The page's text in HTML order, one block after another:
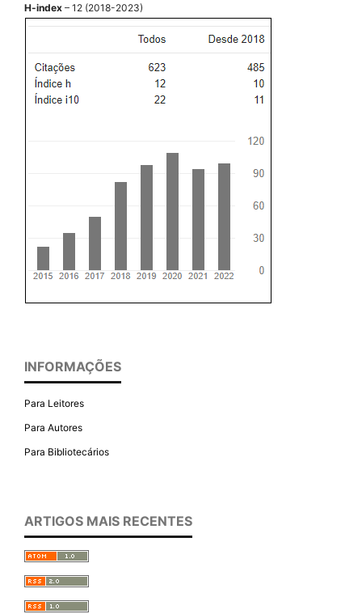
H-index – 12 (2018-2023)
INFORMAÇÕES
Para Leitores
Para Autores
Para Bibliotecários
ARTIGOS MAIS RECENTES